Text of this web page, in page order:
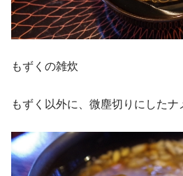
もずくの雑炊
もずく以外に、微塵切りにしたナ